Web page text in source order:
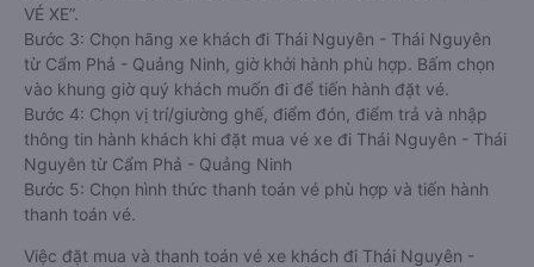
VÉ XE”.
Bước 3: Chọn hãng xe khách đi Thái Nguyên - Thái Nguyên
từ Cẩm Phả - Quảng Ninh, giờ khởi hành phù hợp. Bấm chọn
vào khung giờ quý khách muốn đi để tiến hành đặt vé.
Bước 4: Chọn vị trí/giường ghế, điểm đón, điểm trả và nhập
thông tin hành khách khi đặt mua vé xe đi Thái Nguyên - Thái
Nguyên từ Cẩm Phả - Quảng Ninh
Bước 5: Chọn hình thức thanh toán vé phù hợp và tiến hành
thanh toán vé.
Việc đặt mua và thanh toán vé xe khách đi Thái Nguyên -